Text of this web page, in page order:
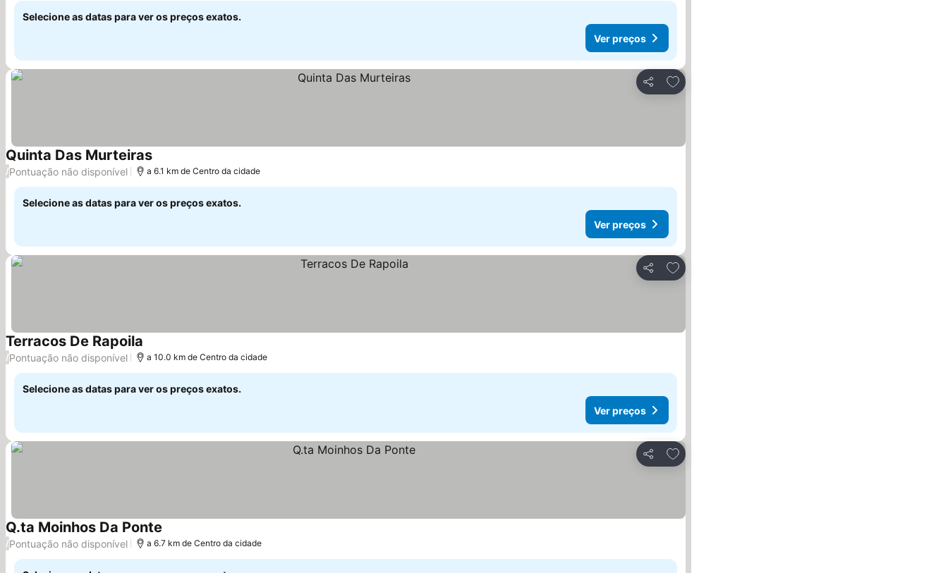
Selecione as datas para ver os preços exatos.
Ver preços
Partilhar
Adicionar aos favoritos
Quinta Das MurteirasVer preços
/Pontuação não disponível a 6.1 km de Centro da cidade
Selecione as datas para ver os preços exatos.
Ver preços
Partilhar
Adicionar aos favoritos
Terracos De Rapoila
/Pontuação não disponível a 10.0 km de Centro da cidade
Selecione as datas para ver os preços exatos.
Ver preços
Partilhar
Adicionar aos favoritos
Q.ta Moinhos Da Ponte
/Pontuação não disponível a 6.7 km de Centro da cidade